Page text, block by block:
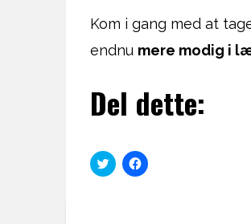
Kom i gang med at
endnu mere modig i
Del dette:
C
l
C
l